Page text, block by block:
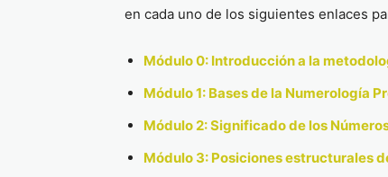
en cada uno de los siguientes enlaces
Módulo 0: Introducción a la
Módulo 1: Bases de la Numerología
Módulo 2: Significado de los
Módulo 3: Posiciones estructurales